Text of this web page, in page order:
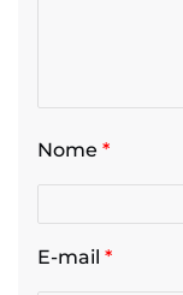
Nome *
E-mail *